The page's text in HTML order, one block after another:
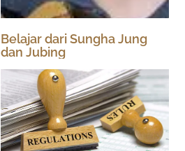
Belajar dari Sungha Jung
dan Jubing